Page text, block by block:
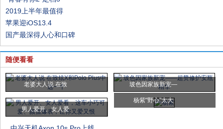
2019上半年最值得
苹果迎iOS13.4
国产最深得人心和口碑
随便看看
老婆大人说 在致 玻色因家族新宠—
男人爱开、女人爱
杨紫"野心"太大